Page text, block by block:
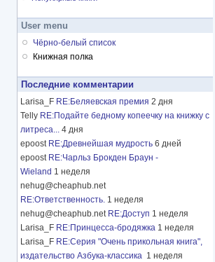
User menu
Чёрно-белый список
Книжная полка
Последние комментарии
Larisa_F RE:Беляевская премия 2 дня
Telly RE:Подайте бедному копеечку на книжку с
литреса... 4 дня
epoost RE:Древнейшая мудрость 6 дней
epoost RE:Чарльз Брокден Браун -
Wieland 1 неделя
nehug@cheaphub.net
RE:Ответственность. 1 неделя
nehug@cheaphub.net RE:Доступ 1 неделя
Larisa_F RE:Принцесса-бродяжка 1 неделя
Larisa_F RE:Серия "Очень прикольная книга",
издательство Азбука-классика 1 неделя